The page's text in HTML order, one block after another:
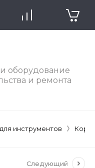
оборудование
и ремонта
инструментов
Следующий